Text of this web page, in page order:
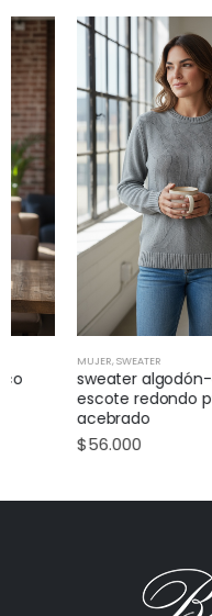
SWEATER
sweater algodón-acrílico
escote redondo punto
acebrado
56.000